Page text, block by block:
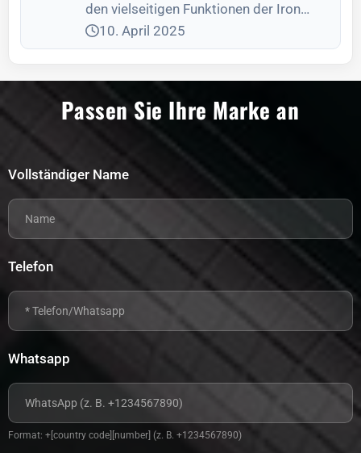
den vielseitigen Funktionen der Iron
Power Smith Machine, die Sicherheit und
Effektivität beim Krafttraining
10. April 2025
Passen Sie Ihre Marke an
Vollständiger Name
Telefon
Whatsapp
Format: +[country code][number] (z. B. +1234567890)